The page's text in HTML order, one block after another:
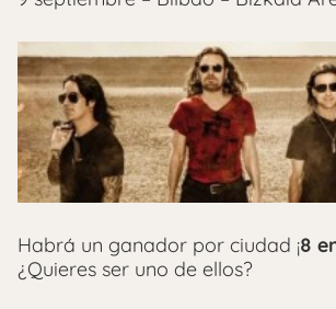
Habrá un ganador por ciudad ¡8
¿Quieres ser uno de ellos?